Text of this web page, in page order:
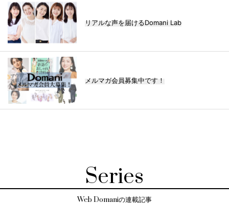
リアルな声を届けるDomani Lab
メルマガ会員募集中です！
Series
Web Domaniの連載記事